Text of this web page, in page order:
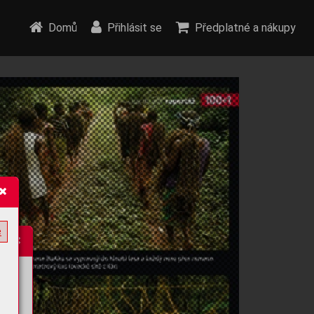
Domů Přihlásit se Předplatné a nákupy